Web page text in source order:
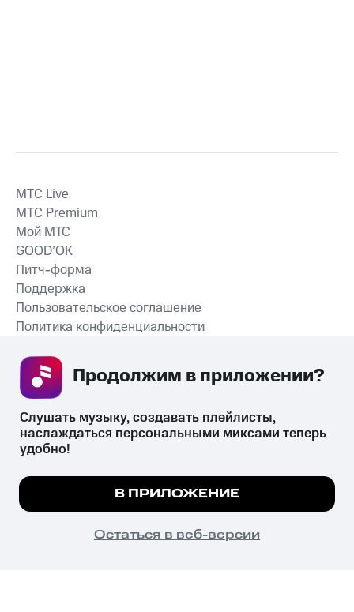
СКАЧАТЬ ПРИЛОЖЕНИЕ
MTС Live
MTС Premium
Мой МТС
GOOD’OK
Питч-форма
Поддержка
Пользовательское соглашение
Политика конфиденциальности
психотропных веществ, их аналогов причиняет вред здоровью,
их незаконный оборот запрещён и влечёт установленную
законодательством ответственность.
© 2026 ООО «КИОН».
Все права защищены
Мы используем куки, чтобы на сайте все
Подробнее
ПОНЯТНО
Слушать музыку, создавать плейлисты,
наслаждаться персональными миксами теперь
удобно!
В ПРИЛОЖЕНИЕ
Остаться в веб-версии